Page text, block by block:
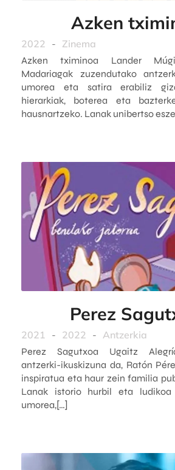
Azken
2022 - Zinema
Azken tximinoa Lander
Madariagak zuzendutako
umorea eta satira erabiliz
hierarkiak, boterea eta
hausnartzeko. Lanak unibertso
Perez
2021 - 2022 - Antzerkia
Perez Sagutxoa Ugaitz
antzerki-ikuskizuna da, Ratón
inspiratua eta haur zein familia
Lanak istorio hurbil eta ludikoa
umorea,[…]